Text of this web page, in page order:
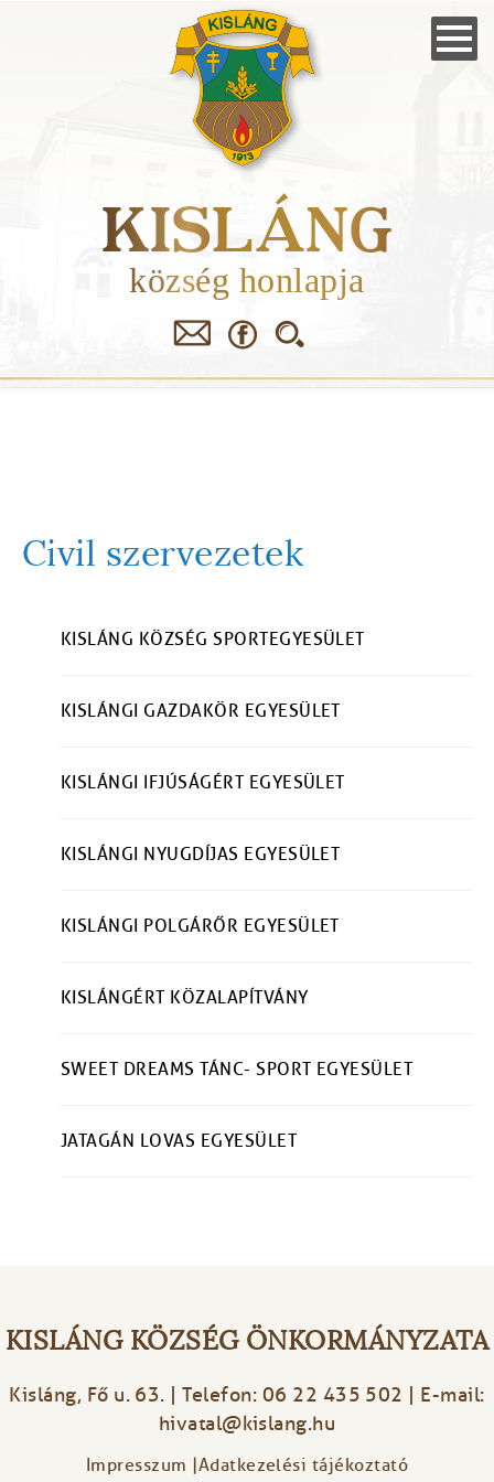
KISLÁNG
község honlapja
Civil szervezetek
KISLÁNG KÖZSÉG SPORTEGYESÜLET
KISLÁNGI GAZDAKÖR EGYESÜLET
KISLÁNGI IFJÚSÁGÉRT EGYESÜLET
KISLÁNGI NYUGDÍJAS EGYESÜLET
KISLÁNGI POLGÁRŐR EGYESÜLET
KISLÁNGÉRT KÖZALAPÍTVÁNY
SWEET DREAMS TÁNC- SPORT EGYESÜLET
JATAGÁN LOVAS EGYESÜLET
KISLÁNG KÖZSÉG ÖNKORMÁNYZATA
Kisláng, Fő u. 63. | Telefon: 06 22 435 502 | E-mail:
hivatal@kislang.hu
Impresszum Adatkezelési tájékoztató